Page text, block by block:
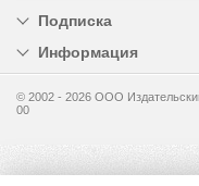
Подписка
Информация
© 2002 - 2026 OOO
00